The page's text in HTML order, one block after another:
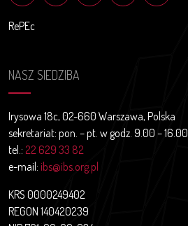
RePEc
NASZ SIEDZIBA
Irysowa 18c, 02-660 Warszawa, Polska
sekretariat: pon. – pt. w godz. 9.00 – 16.00
tel.: 22 629 33 82
e-mail: ibs@ibs.org.pl
KRS 0000249402
REGON 140420239